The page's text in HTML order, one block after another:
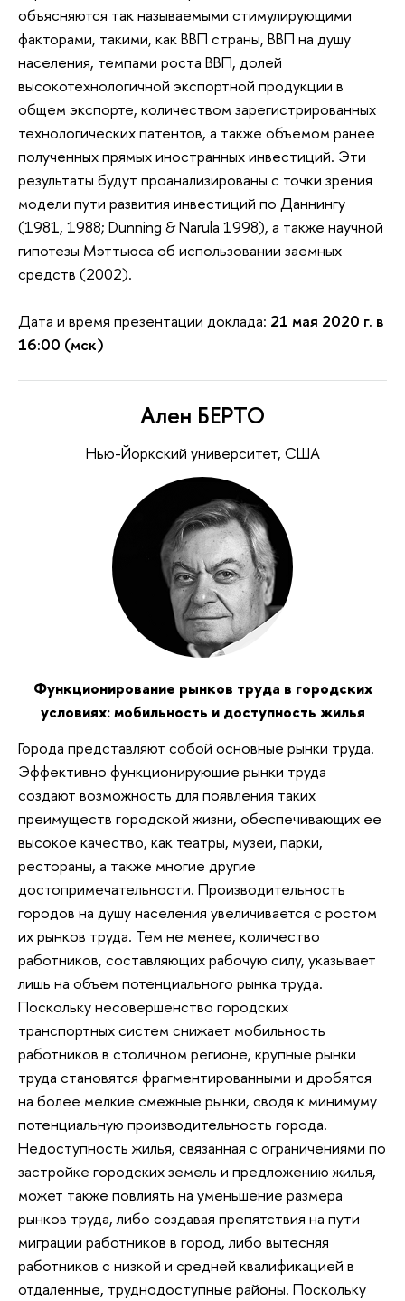
объясняются так называемыми стимулирующими
факторами, такими, как ВВП страны, ВВП на душу
населения, темпами роста ВВП, долей
высокотехнологичной экспортной продукции в
общем экспорте, количеством зарегистрированных
технологических патентов, а также объемом ранее
полученных прямых иностранных инвестиций. Эти
результаты будут проанализированы с точки зрения
модели пути развития инвестиций по Даннингу
(1981, 1988; Dunning & Narula 1998), а также научной
гипотезы Мэттьюса об использовании заемных
средств (2002).
Дата и время презентации доклада: 21 мая 2020 г. в
16:00 (мск)
Ален БЕРТО
Нью-Йоркский университет, США
Функционирование рынков труда в городских
условиях: мобильность и доступность жилья
Города представляют собой основные рынки труда.
Эффективно функционирующие рынки труда
создают возможность для появления таких
преимуществ городской жизни, обеспечивающих ее
высокое качество, как театры, музеи, парки,
рестораны, а также многие другие
достопримечательности. Производительность
городов на душу населения увеличивается с ростом
их рынков труда. Тем не менее, количество
работников, составляющих рабочую силу, указывает
лишь на объем потенциального рынка труда.
Поскольку несовершенство городских
транспортных систем снижает мобильность
работников в столичном регионе, крупные рынки
труда становятся фрагментированными и дробятся
на более мелкие смежные рынки, сводя к минимуму
потенциальную производительность города.
Недоступность жилья, связанная с ограничениями по
застройке городских земель и предложению жилья,
может также повлиять на уменьшение размера
рынков труда, либо создавая препятствия на пути
миграции работников в город, либо вытесняя
работников с низкой и средней квалификацией в
отдаленные, труднодоступные районы. Поскольку